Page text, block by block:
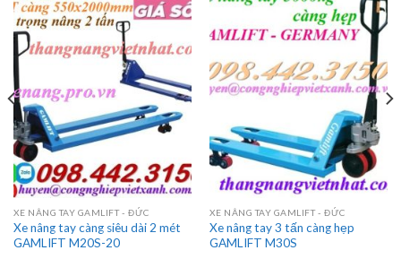
XE NÂNG TAY GAMLIFT - ĐỨC
Xe nâng tay càng siêu dài 2 mét
GAMLIFT M20S-20
XE NÂNG TAY GAMLIFT - ĐỨC
Xe nâng tay 3 tấn càng hẹp
GAMLIFT M30S